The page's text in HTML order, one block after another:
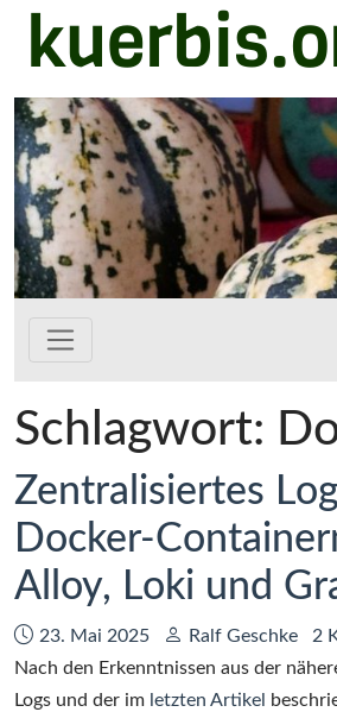
Zum Hauptinhalt springen
Schlagwort:
Zentralisiertes
Docker-
Alloy, Loki und
Datum:
23. Mai 2025 Autor:
Ralf Geschke
2
Nach den Erkenntnissen aus der
Logs und der im letzten Artikel